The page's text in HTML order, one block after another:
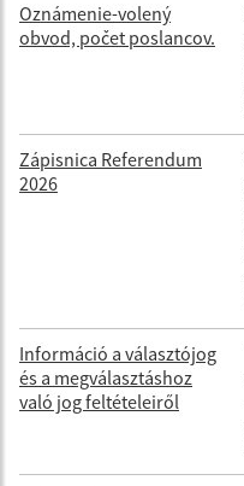
Oznámenie-volený
obvod, počet poslancov.
Zápisnica Referendum
2026
Információ a választójog
és a megválasztáshoz
való jog feltételeiről